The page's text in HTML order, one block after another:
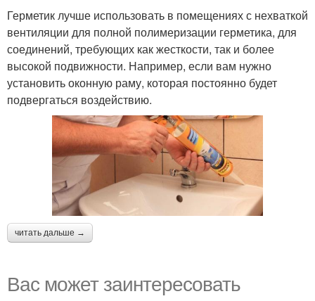
Герметик лучше использовать в помещениях с нехваткой
вентиляции для полной полимеризации герметика, для
соединений, требующих как жесткости, так и более
высокой подвижности. Например, если вам нужно
установить оконную раму, которая постоянно будет
подвергаться воздействию.
читать дальше →
Вас может заинтересовать